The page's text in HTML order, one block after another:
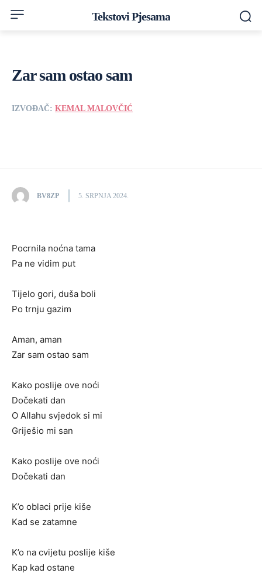
Tekstovi Pjesama
Zar sam ostao sam
IZVOĐAČ: KEMAL MALOVČIĆ
BV8ZP 5. SRPNJA 2024.
Pocrnila noćna tama
Pa ne vidim put
Tijelo gori, duša boli
Po trnju gazim
Aman, aman
Zar sam ostao sam
Kako poslije ove noći
Dočekati dan
O Allahu svjedok si mi
Griješio mi san
Kako poslije ove noći
Dočekati dan
K’o oblaci prije kiše
Kad se zatamne
K’o na cvijetu poslije kiše
Kap kad ostane